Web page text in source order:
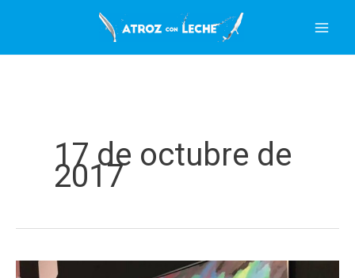
contenido
17 de octubre de
2017